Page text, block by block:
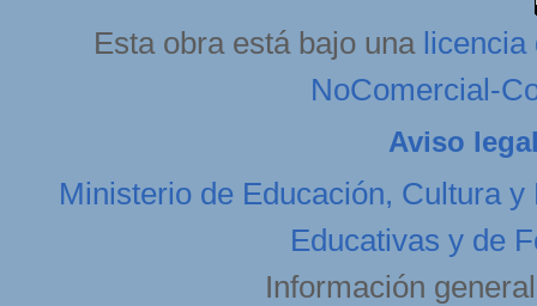
Esta obra está bajo una licencia
NoComercial-
Aviso
Ministerio de Educación, Cultura y
Educativas y de
Información